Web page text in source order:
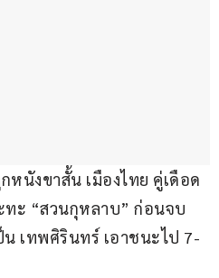
หนังขาสั้น เมืองไทย คู่เดือด
ทะ “สวนกุหลาบ” ก่อนจบ
น เทพศิรินทร์ เอาชนะไป 7-